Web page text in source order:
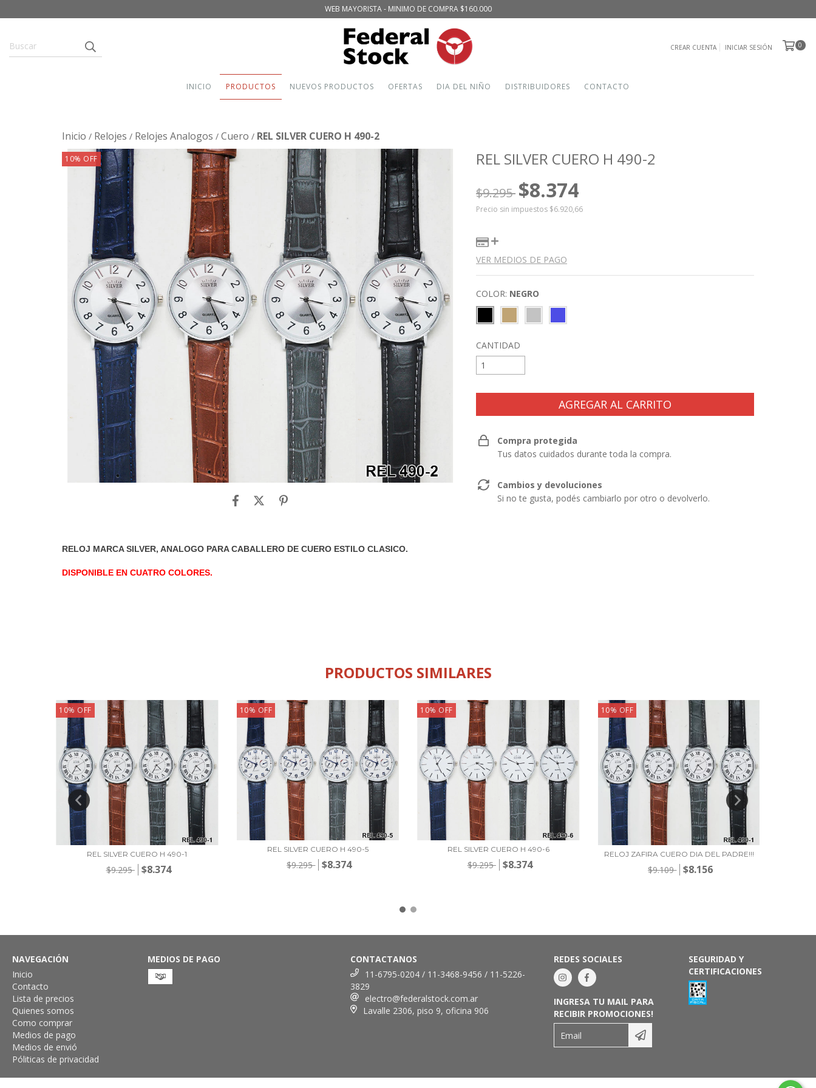
WEB MAYORISTA - MINIMO DE COMPRA $160.000
CREAR CUENTA INICIAR SESIÓN 0
INICIO PRODUCTOS NUEVOS PRODUCTOS OFERTAS DIA DEL NIÑO DISTRIBUIDORES CONTACTO
Inicio / Relojes / Relojes Analogos / Cuero / REL SILVER CUERO H 490-2
10% OFF
RELOJ MARCA SILVER, ANALOGO PARA CABALLERO DE CUERO ESTILO CLASICO.
DISPONIBLE EN CUATRO COLORES.
REL SILVER CUERO H 490-2
$9.295 $8.374
Precio sin impuestos $6.920,66
VER MEDIOS DE PAGO
COLOR: NEGRO
CANTIDAD
Compra protegida
Tus datos cuidados durante toda la compra.
Cambios y devoluciones
Si no te gusta, podés cambiarlo por otro o devolverlo.
PRODUCTOS SIMILARES
10% OFF
REL SILVER CUERO H 490-1
$9.295 $8.374
10% OFF
REL SILVER CUERO H 490-5
$9.295 $8.374
10% OFF
REL SILVER CUERO H 490-6
$9.295 $8.374
10% OFF
RELOJ ZAFIRA CUERO DIA DEL PADRE!!!
$9.109 $8.156
NAVEGACIÓN
Inicio
Contacto
Lista de precios
Quienes somos
Como comprar
Medios de pago
Medios de envió
Póliticas de privacidad
MEDIOS DE PAGO
CONTACTANOS
11-6795-0204 / 11-3468-9456 / 11-5226-
3829
electro@federalstock.com.ar
Lavalle 2306, piso 9, oficina 906
REDES SOCIALES
INGRESA TU MAIL PARA
RECIBIR PROMOCIONES!
SEGURIDAD Y
CERTIFICACIONES